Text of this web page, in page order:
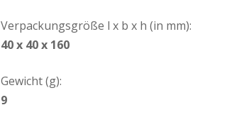
Verpackungsgröße l x b x h (in mm):
40 x 40 x 160
Gewicht (g):
9